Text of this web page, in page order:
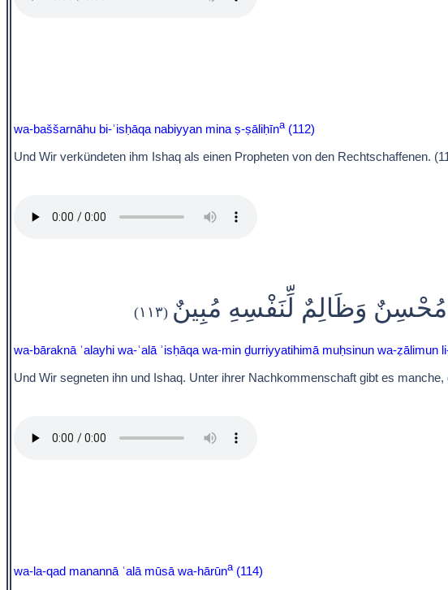
wa-baššarnāhu bi-ʾisḥāqa nabiyyan mina ṣ-ṣāliḥīna(112)
Und Wir verkündeten ihm Ishaq als einen Propheten von den Rechtschaffenen.
مُحْسِنٌ وَظَالِمٌ لِّنَفْسِهِ مُبِينٌ (١١٣)
wa-bāraknā ʿalayhi wa-ʿalā ʾisḥāqa wa-min ḏurriyyatihimā muḥsinun wa-ẓālimun
Und Wir segneten ihn und Ishaq. Unter ihrer Nachkommenschaft gibt es
wa-la-qad manannā ʿalā mūsā wa-hārūna(114)